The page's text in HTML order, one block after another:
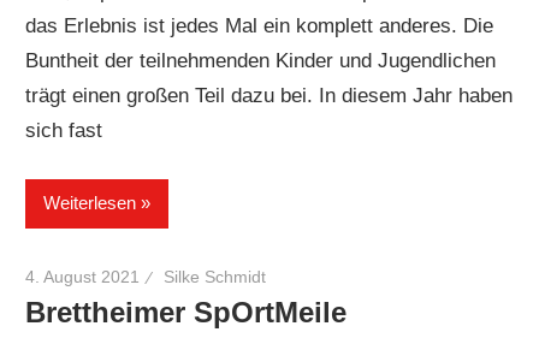
das Erlebnis ist jedes Mal ein komplett anderes. Die
Buntheit der teilnehmenden Kinder und Jugendlichen
trägt einen großen Teil dazu bei. In diesem Jahr haben
sich fast
Weiterlesen
4. August 2021 Silke Schmidt
Brettheimer SpOrtMeile